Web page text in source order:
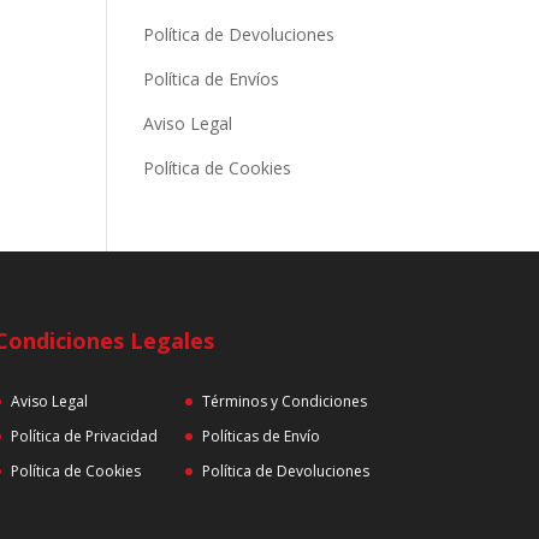
Política de Devoluciones
Política de Envíos
Aviso Legal
Política de Cookies
Legales
Aviso Legal
Política de Privacidad
Política de Cookies
Términos y Condiciones
Políticas de Envío
Política de Devoluciones